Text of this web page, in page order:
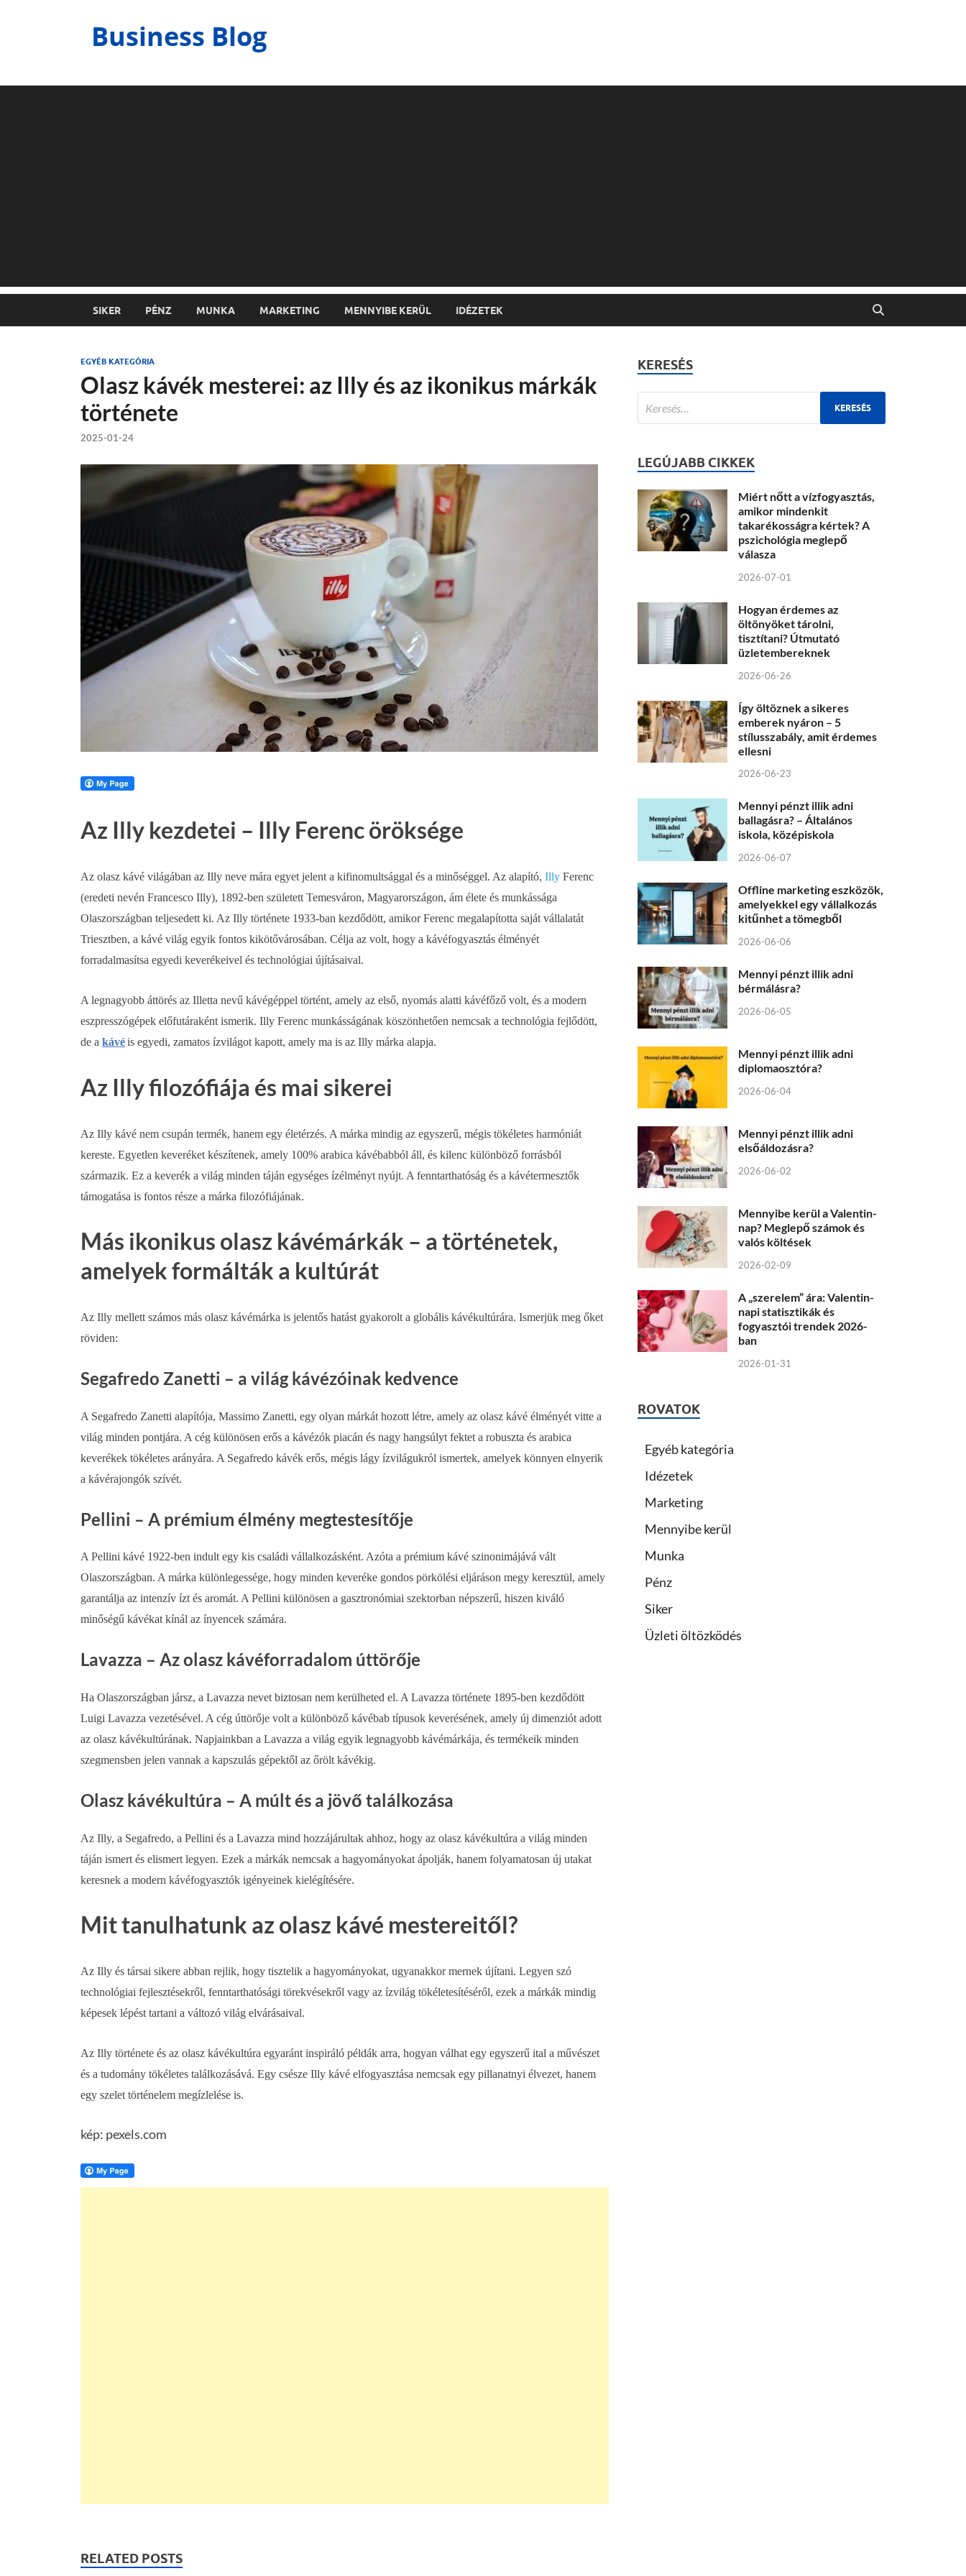
Business Blog
SIKER PÉNZ MUNKA MARKETING MENNYIBE KERÜL IDÉZETEK
EGYÉB KATEGÓRIA
Olasz kávék mesterei: az Illy és az ikonikus márkák
története
2025-01-24
Az Illy kezdetei – Illy Ferenc öröksége
Az olasz kávé világában az Illy neve mára egyet jelent a kifinomultsággal és a minőséggel. Az alapító, Illy Ferenc
(eredeti nevén Francesco Illy), 1892-ben született Temesváron, Magyarországon, ám élete és munkássága
Olaszországban teljesedett ki. Az Illy története 1933-ban kezdődött, amikor Ferenc megalapította saját vállalatát
Triesztben, a kávé világ egyik fontos kikötővárosában. Célja az volt, hogy a kávéfogyasztás élményét
forradalmasítsa egyedi keverékeivel és technológiai újításaival.
A legnagyobb áttörés az Illetta nevű kávégéppel történt, amely az első, nyomás alatti kávéfőző volt, és a modern
eszpresszógépek előfutáraként ismerik. Illy Ferenc munkásságának köszönhetően nemcsak a technológia fejlődött,
de a kávéis egyedi, zamatos ízvilágot kapott, amely ma is az Illy márka alapja.
Az Illy filozófiája és mai sikerei
Az Illy kávé nem csupán termék, hanem egy életérzés. A márka mindig az egyszerű, mégis tökéletes harmóniát
kereste. Egyetlen keveréket készítenek, amely 100% arabica kávébabból áll, és kilenc különböző forrásból
származik. Ez a keverék a világ minden táján egységes ízélményt nyújt. A fenntarthatóság és a kávétermesztők
támogatása is fontos része a márka filozófiájának.
Más ikonikus olasz kávémárkák – a történetek,
amelyek formálták a kultúrát
Az Illy mellett számos más olasz kávémárka is jelentős hatást gyakorolt a globális kávékultúrára. Ismerjük meg őket
röviden:
Segafredo Zanetti – a világ kávézóinak kedvence
A Segafredo Zanetti alapítója, Massimo Zanetti, egy olyan márkát hozott létre, amely az olasz kávé élményét vitte a
világ minden pontjára. A cég különösen erős a kávézók piacán és nagy hangsúlyt fektet a robuszta és arabica
keverékek tökéletes arányára. A Segafredo kávék erős, mégis lágy ízvilágukról ismertek, amelyek könnyen elnyerik
a kávérajongók szívét.
Pellini – A prémium élmény megtestesítője
A Pellini kávé 1922-ben indult egy kis családi vállalkozásként. Azóta a prémium kávé szinonimájává vált
Olaszországban. A márka különlegessége, hogy minden keveréke gondos pörkölési eljáráson megy keresztül, amely
garantálja az intenzív ízt és aromát. A Pellini különösen a gasztronómiai szektorban népszerű, hiszen kiváló
minőségű kávékat kínál az ínyencek számára.
Lavazza – Az olasz kávéforradalom úttörője
Ha Olaszországban jársz, a Lavazza nevet biztosan nem kerülheted el. A Lavazza története 1895-ben kezdődött
Luigi Lavazza vezetésével. A cég úttörője volt a különböző kávébab típusok keverésének, amely új dimenziót adott
az olasz kávékultúrának. Napjainkban a Lavazza a világ egyik legnagyobb kávémárkája, és termékeik minden
szegmensben jelen vannak a kapszulás gépektől az őrölt kávékig.
Olasz kávékultúra – A múlt és a jövő találkozása
Az Illy, a Segafredo, a Pellini és a Lavazza mind hozzájárultak ahhoz, hogy az olasz kávékultúra a világ minden
táján ismert és elismert legyen. Ezek a márkák nemcsak a hagyományokat ápolják, hanem folyamatosan új utakat
keresnek a modern kávéfogyasztók igényeinek kielégítésére.
Mit tanulhatunk az olasz kávé mestereitől?
Az Illy és társai sikere abban rejlik, hogy tisztelik a hagyományokat, ugyanakkor mernek újítani. Legyen szó
technológiai fejlesztésekről, fenntarthatósági törekvésekről vagy az ízvilág tökéletesítéséről, ezek a márkák mindig
képesek lépést tartani a változó világ elvárásaival.
Az Illy története és az olasz kávékultúra egyaránt inspiráló példák arra, hogyan válhat egy egyszerű ital a művészet
és a tudomány tökéletes találkozásává. Egy csésze Illy kávé elfogyasztása nemcsak egy pillanatnyi élvezet, hanem
egy szelet történelem megízlelése is.
kép: pexels.com
RELATED POSTS
KERESÉS
LEGÚJABB CIKKEK
Miért nőtt a vízfogyasztás,
amikor mindenkit
takarékosságra kértek? A
pszichológia meglepő
válasza
2026-07-01
Hogyan érdemes az
öltönyöket tárolni,
tisztítani? Útmutató
üzletembereknek
2026-06-26
Így öltöznek a sikeres
emberek nyáron – 5
stílusszabály, amit érdemes
ellesni
2026-06-23
Mennyi pénzt illik adni
ballagásra? – Általános
iskola, középiskola
2026-06-07
Offline marketing eszközök,
amelyekkel egy vállalkozás
kitűnhet a tömegből
2026-06-06
Mennyi pénzt illik adni
bérmálásra?
2026-06-05
Mennyi pénzt illik adni
diplomaosztóra?
2026-06-04
Mennyi pénzt illik adni
elsőáldozásra?
2026-06-02
Mennyibe kerül a Valentin-
nap? Meglepő számok és
valós költések
2026-02-09
A „szerelem” ára: Valentin-
napi statisztikák és
fogyasztói trendek 2026-
ban
2026-01-31
ROVATOK
Egyéb kategória
Idézetek
Marketing
Mennyibe kerül
Munka
Pénz
Siker
Üzleti öltözködés